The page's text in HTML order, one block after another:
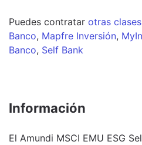
Puedes contratar otras clases
Banco, Mapfre Inversión,
Banco, Self Bank
Información
El Amundi MSCI EMU ESG